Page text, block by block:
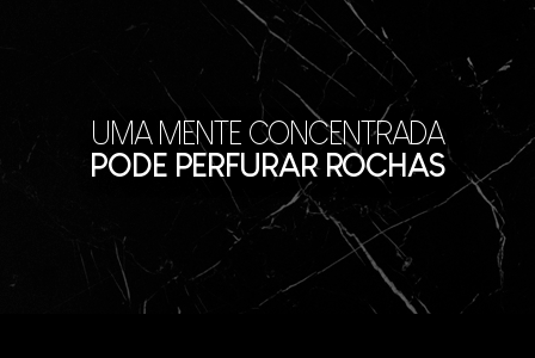
UMA MENTE CONCENTRADA
PODE PERFURAR ROCHAS